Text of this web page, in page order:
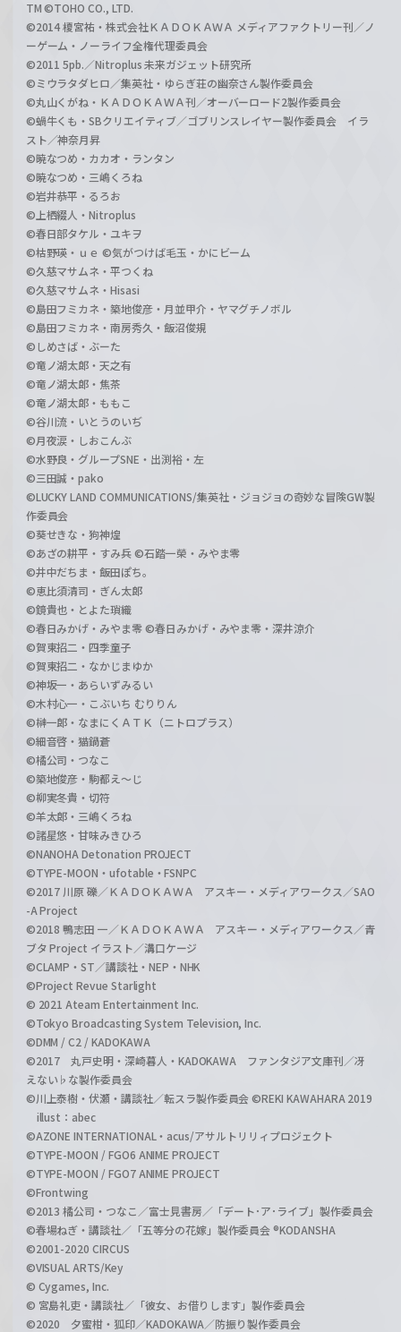
TM ©TOHO CO., LTD.
©2014 榎宮祐・株式会社ＫＡＤＯＫＡＷＡ メディアファクトリー刊／ノ
ーゲーム・ノーライフ全権代理委員会
©2011 5pb.／Nitroplus 未来ガジェット研究所
©ミウラタダヒロ／集英社・ゆらぎ荘の幽奈さん製作委員会
©丸山くがね・ＫＡＤＯＫＡＷＡ刊／オーバーロード2製作委員会
©蝸牛くも・SBクリエイティブ／ゴブリンスレイヤー製作委員会 イラ
スト／神奈月昇
©暁なつめ・カカオ・ランタン
©暁なつめ・三嶋くろね
©岩井恭平・るろお
©上栖綴人・Nitroplus
©春日部タケル・ユキヲ
©枯野瑛・ｕｅ ©気がつけば毛玉・かにビーム
©久慈マサムネ・平つくね
©久慈マサムネ・Hisasi
©島田フミカネ・築地俊彦・月並甲介・ヤマグチノボル
©島田フミカネ・南房秀久・飯沼俊規
©しめさば・ぶーた
©竜ノ湖太郎・天之有
©竜ノ湖太郎・焦茶
©竜ノ湖太郎・ももこ
©谷川流・いとうのいぢ
©月夜涙・しおこんぶ
©水野良・グループSNE・出渕裕・左
©三田誠・pako
©LUCKY LAND COMMUNICATIONS/集英社・ジョジョの奇妙な冒険GW製
作委員会
©葵せきな・狗神煌
©あざの耕平・すみ兵 ©石踏一榮・みやま零
©井中だちま・飯田ぽち。
©恵比須清司・ぎん太郎
©鏡貴也・とよた瑣織
©春日みかげ・みやま零 ©春日みかげ・みやま零・深井涼介
©賀東招二・四季童子
©賀東招二・なかじまゆか
©神坂一・あらいずみるい
©木村心一・こぶいち むりりん
©榊一郎・なまにくＡＴＫ（ニトロプラス）
©細音啓・猫鍋蒼
©橘公司・つなこ
©築地俊彦・駒都え～じ
©柳実冬貴・切符
©羊太郎・三嶋くろね
©諸星悠・甘味みきひろ
©NANOHA Detonation PROJECT
©TYPE-MOON・ufotable・FSNPC
©2017 川原 礫／ＫＡＤＯＫＡＷＡ アスキー・メディアワークス／SAO
-A Project
©2018 鴨志田 一／ＫＡＤＯＫＡＷＡ アスキー・メディアワークス／青
ブタ Project イラスト／溝口ケージ
©CLAMP・ST／講談社・NEP・NHK
©Project Revue Starlight
© 2021 Ateam Entertainment Inc.
©Tokyo Broadcasting System Television, Inc.
©DMM / C2 / KADOKAWA
©2017 丸戸史明・深崎暮人・KADOKAWA ファンタジア文庫刊／冴
えない♭な製作委員会
©川上泰樹・伏瀬・講談社／転スラ製作委員会 ©REKI KAWAHARA 2019
illust：abec
©AZONE INTERNATIONAL・acus/アサルトリリィプロジェクト
©TYPE-MOON / FGO6 ANIME PROJECT
©TYPE-MOON / FGO7 ANIME PROJECT
©Frontwing
©2013 橘公司・つなこ／富士見書房／「デート･ア･ライブ」製作委員会
©春場ねぎ・講談社／「五等分の花嫁」製作委員会 ®KODANSHA
©2001-2020 CIRCUS
©VISUAL ARTS/Key
© Cygames, Inc.
© 宮島礼吏・講談社／「彼女、お借りします」製作委員会
©2020 夕蜜柑・狐印／KADOKAWA／防振り製作委員会